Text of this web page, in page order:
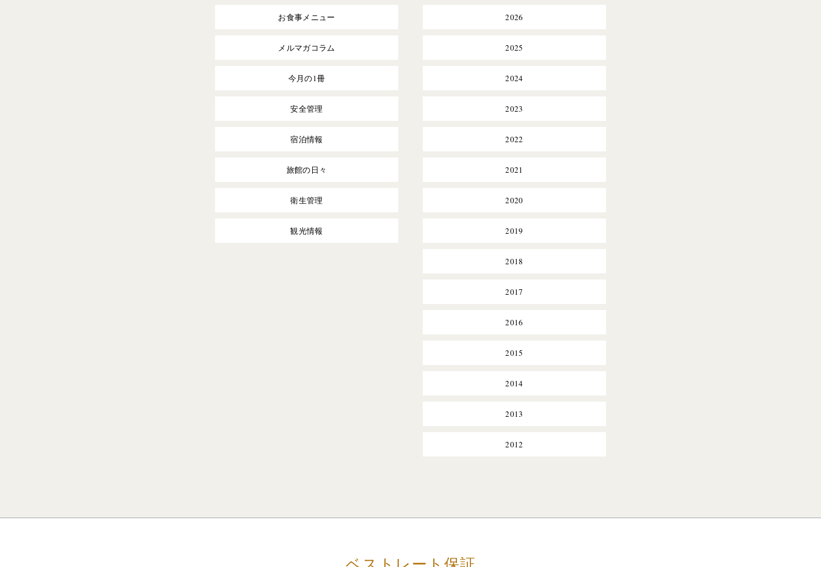
お食事メニュー
メルマガコラム
今月の1冊
安全管理
宿泊情報
旅館の日々
衛生管理
観光情報
2026
2025
2024
2023
2022
2021
2020
2019
2018
2017
2016
2015
2014
2013
2012